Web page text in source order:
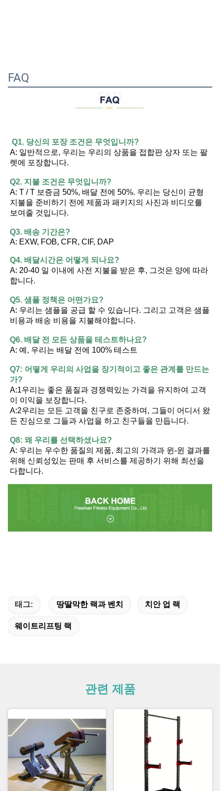
FAQ
Q1. 당신의 포장 조건은 무엇입니까?
A: 일반적으로, 우리는 우리의 상품을 접합판 상자 또는 팔
렛에 포장합니다.
Q2. 지불 조건은 무엇입니까?
A: T / T 보증금 50%, 배달 전에 50%. 우리는 당신이 균형
지불을 준비하기 전에 제품과 패키지의 사진과 비디오를
보여줄 것입니다.
Q3. 배송 기간은?
A: EXW, FOB, CFR, CIF, DAP
Q4. 배달시간은 어떻게 되나요?
A: 20-40 일 이내에 사전 지불을 받은 후, 그것은 양에 따라
합니다.
Q5. 샘플 정책은 어떤가요?
A: 우리는 샘플을 공급 할 수 있습니다. 그리고 고객은 샘플
비용과 배송 비용을 지불해야합니다.
Q6. 배달 전 모든 상품을 테스트하나요?
A: 예, 우리는 배달 전에 100% 테스트
Q7: 어떻게 우리의 사업을 장기적이고 좋은 관계를 만드는
가?
A:1우리는 좋은 품질과 경쟁력있는 가격을 유지하여 고객
이 이익을 보장합니다.
A:2우리는 모든 고객을 친구로 존중하며, 그들이 어디서 왔
든 진심으로 그들과 사업을 하고 친구들을 만듭니다.
Q8: 왜 우리를 선택하셨나요?
A: 우리는 우수한 품질의 제품, 최고의 가격과 윈-윈 결과를
위해 신뢰성있는 판매 후 서비스를 제공하기 위해 최선을
다합니다.
태그: 땅딸막한 랙과 벤치 치안 업 랙
웨이트리프팅 랙
관련 제품